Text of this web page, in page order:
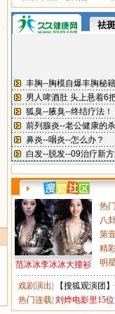
范冰冰李冰冰大撞衫
热
八
第
精
明
戏剧演出
【搜狐观演团
热门连载 刘烨电影里15